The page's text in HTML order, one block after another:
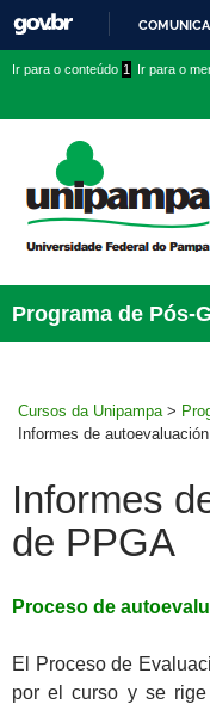
conteúdo
menu
superior
menu
Ir para o conteúdo 1 Ir para o
Cursos da Unipampa >
Informes de
Informes
de PPGA
Proceso de
El Proceso de
por el curso y se